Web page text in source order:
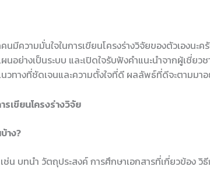
มีความมั่นใจในการเขียนโครงร่างวิจัยของตัวเองนะ
ผนอย่างเป็นระบบ และเปิดใจรับฟังคำแนะนำจากผู้เชี่ย
วทางที่ชัดเจนและความตั้งใจที่ดี ผลลัพธ์ที่ดีจะตามมา
เขียนโครงร่างวิจัย
าง?
น บทนำ วัตถุประสงค์ การศึกษาเอกสารที่เกี่ยวข้อง วิ